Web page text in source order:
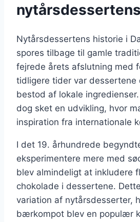
Nytårsdessertens historie i
spores tilbage til gamle
fejrede årets afslutning med
tidligere tider var dessertene
bestod af lokale
dog sket en udvikling, hvor
inspiration fra internationale
I det 19. århundrede
eksperimentere mere med
blev almindeligt at inkludere
chokolade i dessertene.
variation af nytårsdesserter,
bærkompot blev en populær